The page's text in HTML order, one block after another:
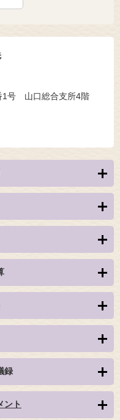
1号 山口総合支所4階
録
ント